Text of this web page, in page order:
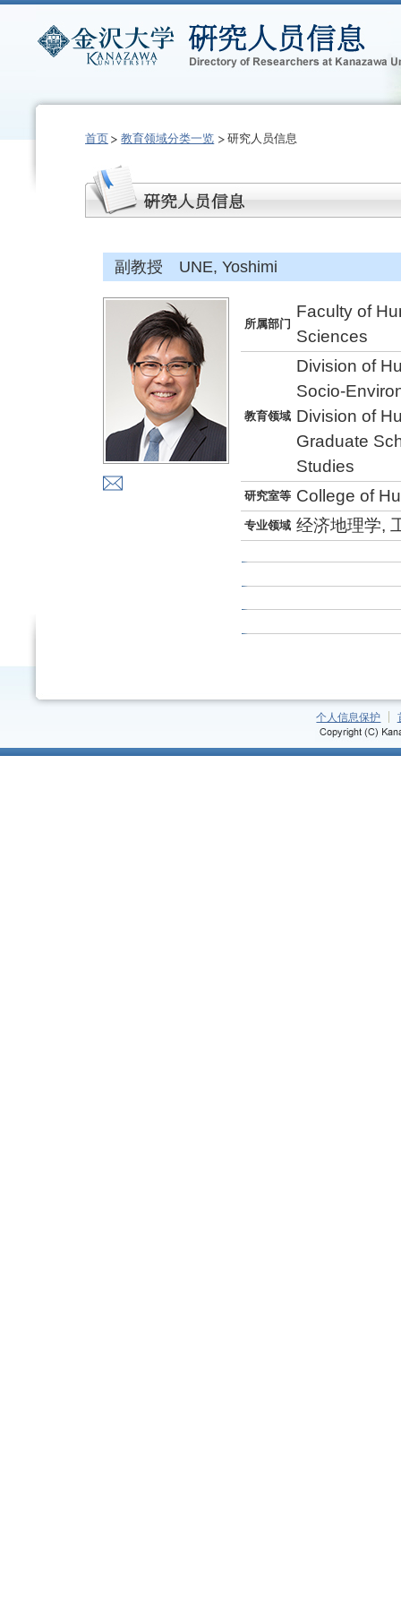
首页 教育领域分类一览 研究人员信息
副教授 UNE, Yoshimi
所属部门
Faculty of
Sciences
教育领域
Division of
Socio-
Division of
Graduate
Studies
研究室等 College of
专业领域 经济地理学,
个人信息保护